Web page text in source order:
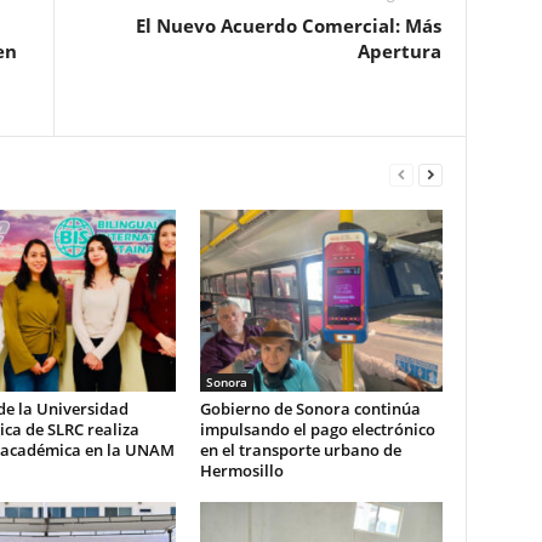
El Nuevo Acuerdo Comercial: Más
Apertura
la Universidad
de SLRC realiza
en la UNAM
Sonora
Gobierno de Sonora continúa
impulsando el pago electrónico
en el transporte urbano de
Hermosillo